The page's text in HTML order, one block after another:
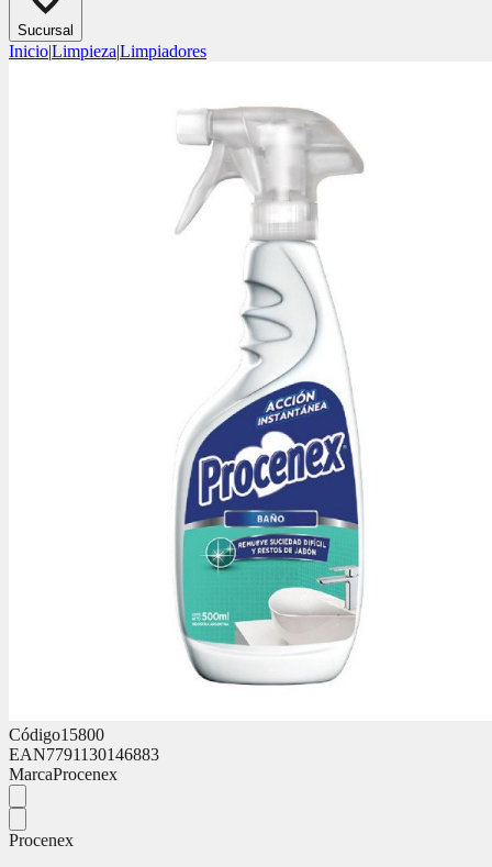
Sucursal
Inicio|Limpieza|Limpiadores
Código15800
EAN7791130146883
MarcaProcenex
Procenex